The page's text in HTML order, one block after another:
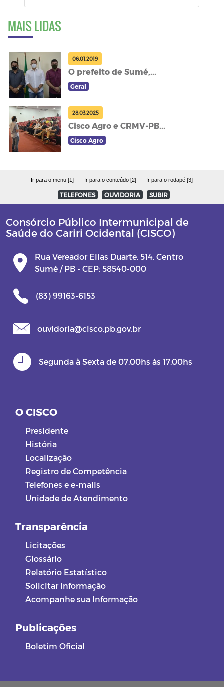
MAIS LIDAS
06.01.2019
O prefeito de Sumé,...
Geral
28.03.2025
Cisco Agro e CRMV-PB...
Cisco Agro
Ir para o menu [1] Ir para o conteúdo [2] Ir para o rodapé [3]
TELEFONES OUVIDORIA SUBIR
Consórcio Público Intermunicipal de
Saúde do Cariri Ocidental (CISCO)
Rua Vereador Elias Duarte, 514, Centro
Sumé / PB - CEP: 58540-000
(83) 99163-6153
ouvidoria@cisco.pb.gov.br
Segunda à Sexta de 07:00hs às 17:00hs
O CISCO
Presidente
História
Localização
Registro de Competência
Telefones e e-mails
Unidade de Atendimento
Transparência
Licitações
Glossário
Relatório Estatístico
Solicitar Informação
Acompanhe sua Informação
Publicações
Boletim Oficial